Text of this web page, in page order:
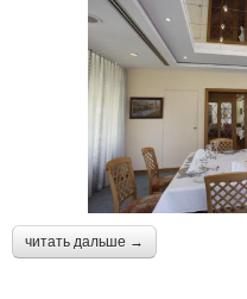
читать дальше →